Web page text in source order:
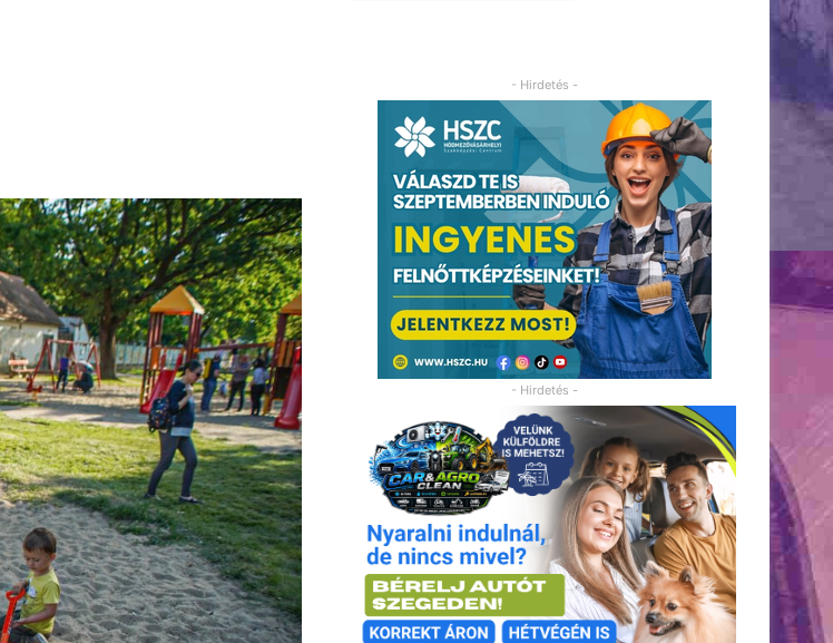
- Hirdetés -
- Hirdetés -